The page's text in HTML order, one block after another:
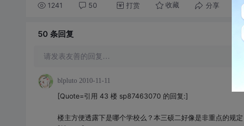
1241 50 打赏 收藏 分享
50 条回复
请发表友善的回复…
blpluto 2010-11-11
[Quote=引用 43 楼 sp87463070 的回复:]
楼主方便透露下是哪个学校么？本三硕二好像是非重点的规定